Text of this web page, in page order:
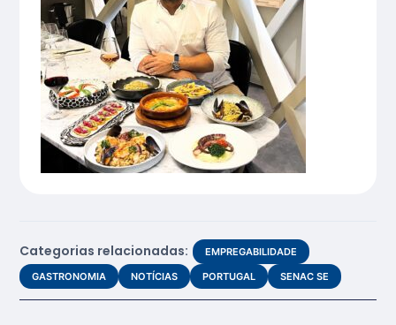
Categorias relacionadas:
EMPREGABILIDADE
GASTRONOMIA
NOTÍCIAS PORTUGAL SENAC SE